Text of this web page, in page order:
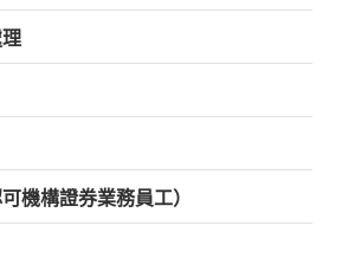
機構證券業務員工）